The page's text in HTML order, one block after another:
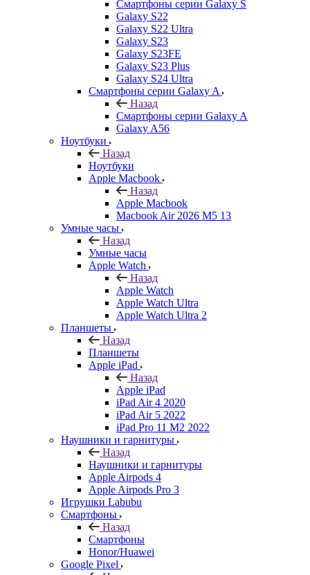
Смартфоны серии Galaxy S
Galaxy S22
Galaxy S22 Ultra
Galaxy S23
Galaxy S23FE
Galaxy S23 Plus
Galaxy S24 Ultra
Смартфоны серии Galaxy A
Назад
Смартфоны серии Galaxy A
Galaxy A56
Ноутбуки
Назад
Ноутбуки
Apple Macbook
Назад
Apple Macbook
Macbook Air 2026 M5 13
Умные часы
Назад
Умные часы
Apple Watch
Назад
Apple Watch
Apple Watch Ultra
Apple Watch Ultra 2
Планшеты
Назад
Планшеты
Apple iPad
Назад
Apple iPad
iPad Air 4 2020
iPad Air 5 2022
iPad Pro 11 M2 2022
Наушники и гарнитуры
Назад
Наушники и гарнитуры
Apple Airpods 4
Apple Airpods Pro 3
Игрушки Labubu
Смартфоны
Назад
Смартфоны
Honor/Huawei
Google Pixel